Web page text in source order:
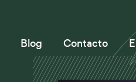
Blog Contacto